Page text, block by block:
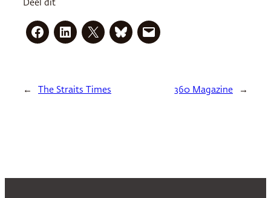
Deel dit
← The Straits Times 360 Magazine →